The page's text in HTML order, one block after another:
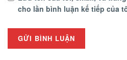
cho lần bình luận kế tiếp của